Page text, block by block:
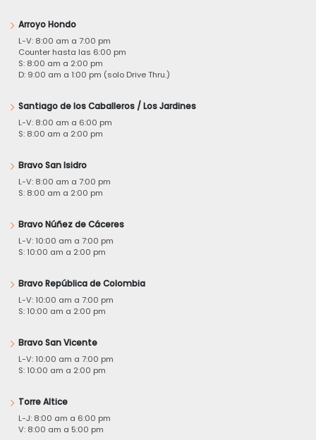
Arroyo Hondo
L-V: 8:00 am a 7:00 pm
Counter hasta las 6:00 pm
S: 8:00 am a 2:00 pm
D: 9:00 am a 1:00 pm (solo Drive Thru.)
Santiago de los Caballeros / Los Jardines
L-V: 8:00 am a 6:00 pm
S: 8:00 am a 2:00 pm
Bravo San Isidro
L-V: 8:00 am a 7:00 pm
S: 8:00 am a 2:00 pm
Bravo Núñez de Cáceres
L-V: 10:00 am a 7:00 pm
S: 10:00 am a 2:00 pm
Bravo República de Colombia
L-V: 10:00 am a 7:00 pm
S: 10:00 am a 2:00 pm
Bravo San Vicente
L-V: 10:00 am a 7:00 pm
S: 10:00 am a 2:00 pm
Torre Altice
L-J: 8:00 am a 6:00 pm
V: 8:00 am a 5:00 pm